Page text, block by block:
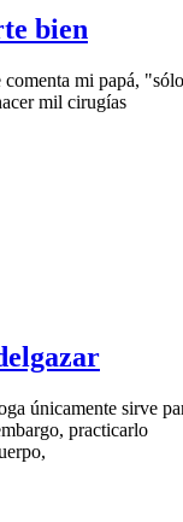
bien
comenta mi papá, "sólo
mil cirugías
únicamente sirve
practicarlo